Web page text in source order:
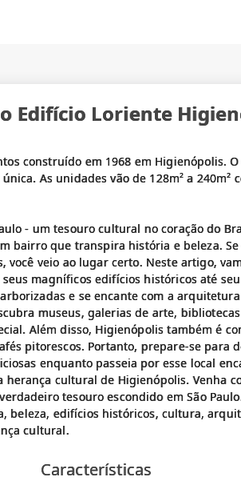
Edifício Loriente
construído em 1968 em Higienópolis.
As unidades vão de 128m² a 240m²
- um tesouro cultural no coração do
bairro que transpira história e beleza. Se
você veio ao lugar certo. Neste artigo,
magníficos edifícios históricos até
e se encante com a
museus, galerias de arte,
Além disso, Higienópolis também é
pitorescos. Portanto, prepare-se para
enquanto passeia por esse local
cultural de Higienópolis. Venha
tesouro escondido em São
beleza, edifícios históricos, cultura,
Características